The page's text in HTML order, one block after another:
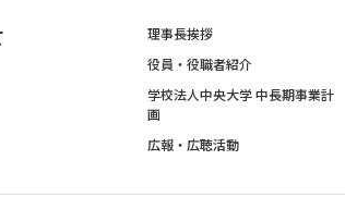
理事長挨拶
役員・役職者紹介
学校法人中央大学 中長期事業計
画
広報・広聴活動